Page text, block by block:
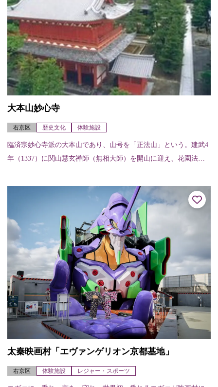
大本山妙心寺
右京区 歴史文化 体験施設
臨済宗妙心寺派の大本山であり、山号を「正法山」という。建武4
年（1337）に関山慧玄禅師（無相大師）を開山に迎え、花園法皇
式で日本随一と...
太秦映画村「エヴァンゲリオン京都基地」
右京区 体験施設 レジャー・スポーツ